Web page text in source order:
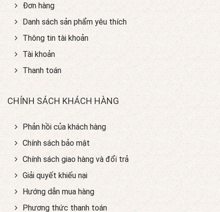
Đơn hàng
Danh sách sản phẩm yêu thích
Thông tin tài khoản
Tài khoản
Thanh toán
CHÍNH SÁCH KHÁCH HÀNG
Phản hồi của khách hàng
Chính sách bảo mật
Chính sách giao hàng và đổi trả
Giải quyết khiếu nại
Hướng dẫn mua hàng
Phương thức thanh toán